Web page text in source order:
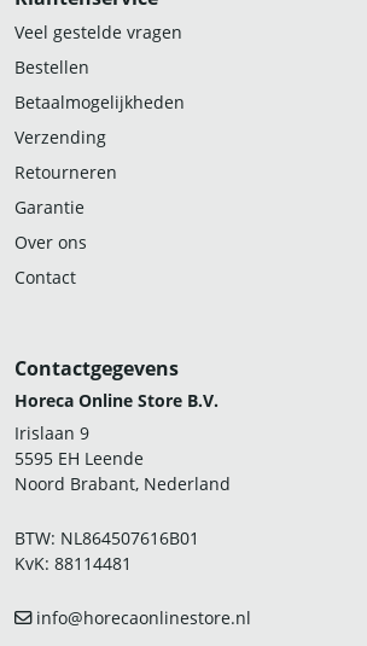
Veel gestelde vragen
Bestellen
Betaalmogelijkheden
Verzending
Retourneren
Garantie
Over ons
Contact
Contactgegevens
Horeca Online Store B.V.
Irislaan 9
5595 EH Leende
Noord Brabant, Nederland
BTW: NL864507616B01
KvK: 88114481
info@horecaonlinestore.nl